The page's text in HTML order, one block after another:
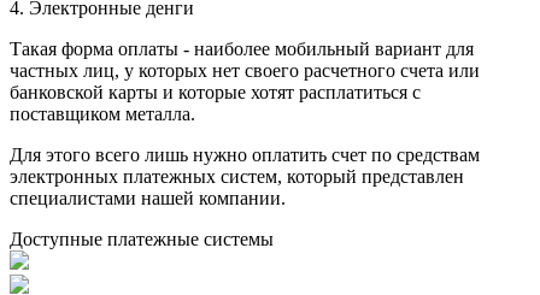
4. Электронные денги
Такая форма оплаты - наиболее мобильный вариант для
частных лиц, у которых нет своего расчетного счета или
банковской карты и которые хотят расплатиться с
поставщиком металла.
Для этого всего лишь нужно оплатить счет по средствам
электронных платежных систем, который представлен
специалистами нашей компании.
Доступные платежные системы